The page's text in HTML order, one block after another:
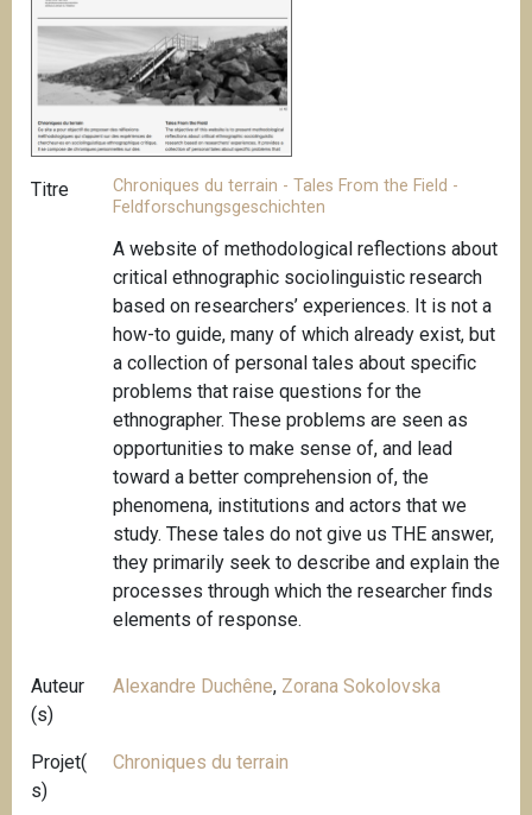
Titre
Chroniques du terrain - Tales From the Field -
Feldforschungsgeschichten
A website of methodological reflections about
critical ethnographic sociolinguistic research
based on researchers’ experiences. It is not a
how-to guide, many of which already exist, but
a collection of personal tales about specific
problems that raise questions for the
ethnographer. These problems are seen as
opportunities to make sense of, and lead
toward a better comprehension of, the
phenomena, institutions and actors that we
study. These tales do not give us THE answer,
they primarily seek to describe and explain the
processes through which the researcher finds
elements of response.
Auteur
(s)
Alexandre Duchêne, Zorana Sokolovska
Projet(
s)
Chroniques du terrain